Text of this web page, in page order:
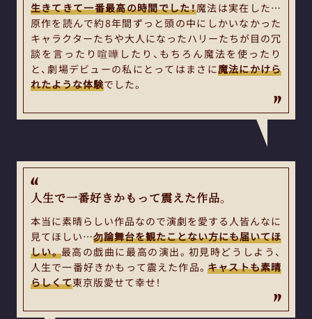
生きてきて一番最高の時間でした！魔法は実在した…
原作を読んで約8年間ずっと頭の中にしかいなかった
キャラクターたちや大人になったハリーたちが目の冗
談を言ったり喧嘩したり、もちろん魔法を使ったり
と、劇場デビューの私にとってはまさに魔法にかけら
れたような体験でした。
人生で一番好きかもって震えた作品。
本当に素晴らしい作品なので演劇を愛する人皆んなに
見てほしい…勿論舞台を観たことない方にも届いてほ
しい。最高の戯曲に最高の演出。初見時どうしよう、
人生で一番好きかもって震えた作品。キャストも素晴
らしくて東京版愛せて幸せ！